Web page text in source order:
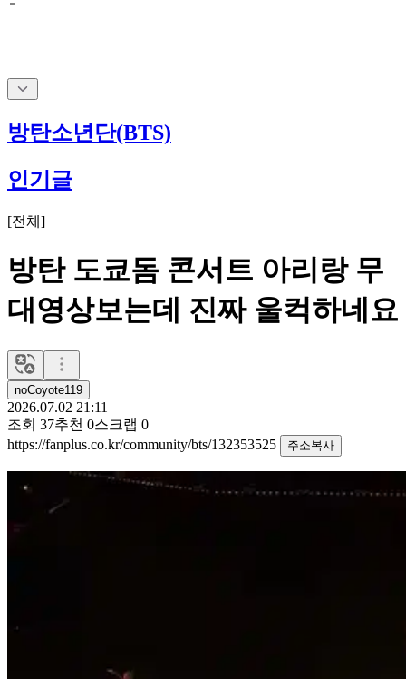
방탄소년단(BTS)
인기글
[전체 ]
방탄 도쿄돔 콘서트 아리랑 무
대영상보는데 진짜 울컥하네요
noCoyote119
2026.07.02 21:11
조회 37추천 0스크랩 0
https://fanplus.co.kr/community/bts/132353525
주소복사